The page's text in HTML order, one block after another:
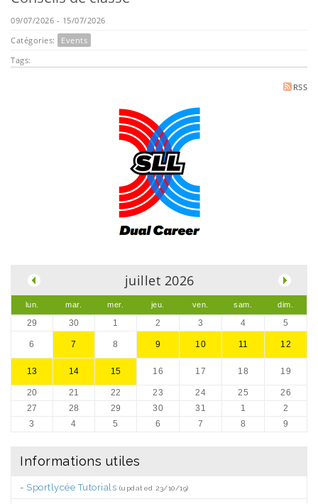
09/07/2026 - 15/07/2026
Catégories:
Events
Tags:
RSS
juillet 2026
lun. mar. mer. jeu. ven. sam. dim.
29 30 1 2 3 4 5
6 7 8 9 10 11 12
13 14 15 16 17 18 19
20 21 22 23 24 25
26
27
28 29 30 31 1
2
3
4 5 6 7 8 9
Informations utiles
- Sportlycée Tutorials (updated 23/10/19)